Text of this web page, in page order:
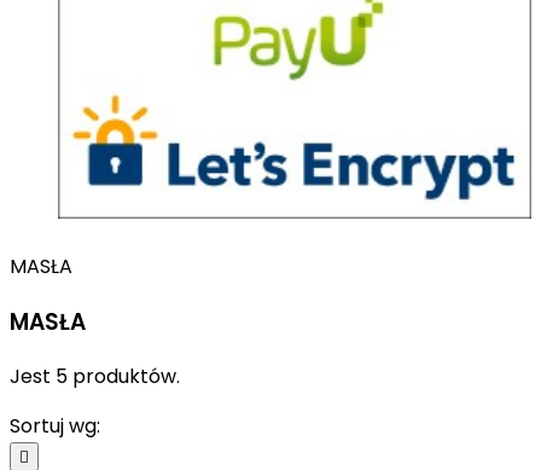
MASŁA
MASŁA
Jest 5 produktów.
Sortuj wg:
